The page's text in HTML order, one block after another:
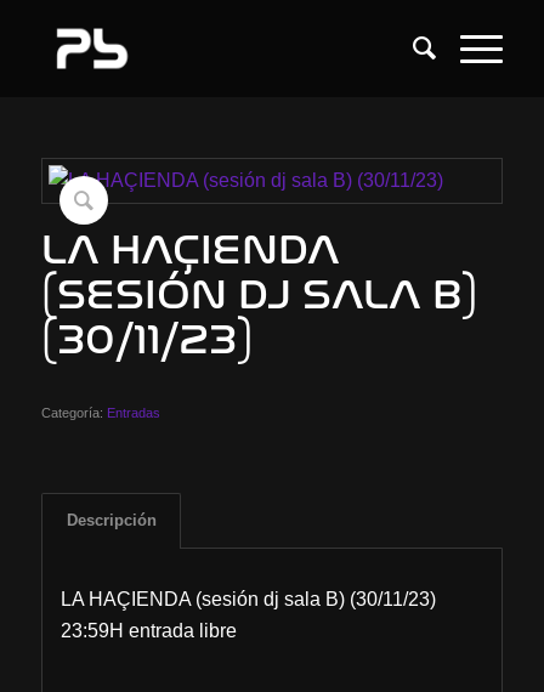
LA HAÇIENDA
(SESIÓN DJ SALA B)
(30/11/23)
Categoría: Entradas
Descripción
LA HAÇIENDA (sesión dj sala B) (30/11/23)
23:59H entrada libre